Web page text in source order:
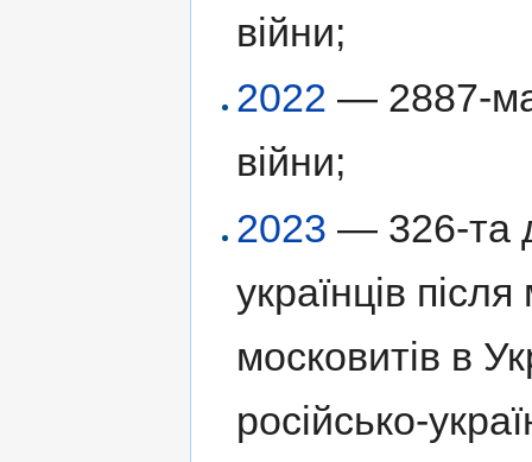
війни;
2022 — 2887-ма
війни;
2023 — 326-та
українців
московитів в
російсько-